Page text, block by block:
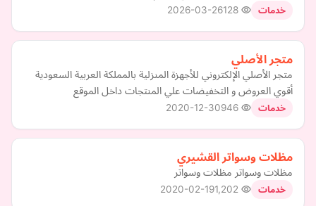
خدمات 2026-03-26
متجر الأصلي
متجر الأصلي الإلكتروني للأجهزة المنزلية بالمملكة العربية السعودية
أقوي العروض و التخفيضات علي المنتجات داخل الموقع
خدمات 2020-12-30
مظلات وسواتر القشيري
مظلات وسواتر مظلات وسواتر
خدمات 2020-02-19